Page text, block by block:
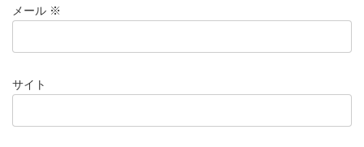
メール ※
サイト